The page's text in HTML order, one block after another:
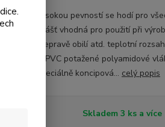
SP-AV s vysokou pevností se hodí pro
Proto je zvlášť vhodná pro použití při
hal, při přepravě obilí atd. teplotní
PVC potažené polyamidové
speciálně koncipová... celý popis
Skladem 3 ks a více